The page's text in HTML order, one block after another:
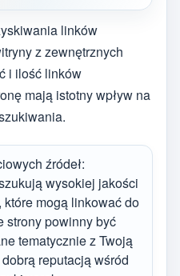
linków
z zewnętrznych
i ilość linków
mają istotny wpływ na
źródeł:
wysokiej jakości
mogą linkować do
strony powinny być
tematycznie z Twoją
reputacją wśród